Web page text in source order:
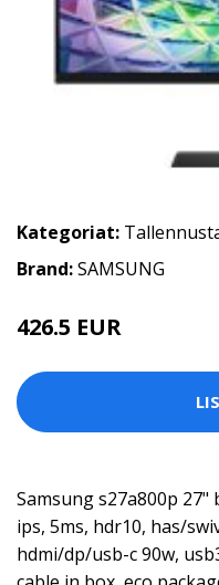
Kategoriat:
Brand:SAMSUNG
426.5 EUR
Samsung s27a800p 27"
ips, 5ms, hdr10, has/
hdmi/dp/usb-c 90w,